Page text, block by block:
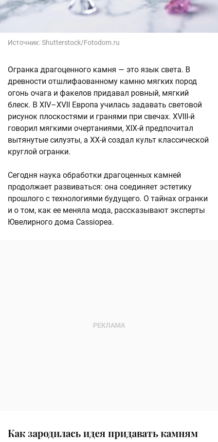
Источник:Shutterstock/Fotodom.ru
Огранка драгоценного камня — это язык света. В
древности отшлифаованному камню мягких пород
огонь очага и факелов придавал ровный, мягкий
блеск. В XIV–XVII Европа училась задавать световой
рисунок плоскостями и гранями при свечах. XVIII-й
говорил мягкими очертаниями, XIX-й предпочитал
вытянутые силуэты, а XX-й создал культ классической
круглой огранки.
Сегодня наука обработки драгоценных камней
продолжает развиваться: она соединяет эстетику
прошлого с технологиями будущего. О тайнах огранки
и о том, как ее меняла мода, рассказывают эксперты
Ювелирного дома Cassiopea.
Как зародилась идея придавать камням